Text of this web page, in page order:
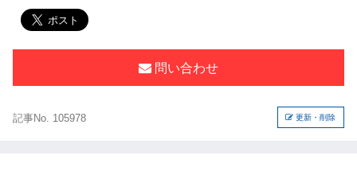
問い合わせ
記事No. 105978 更新・削除